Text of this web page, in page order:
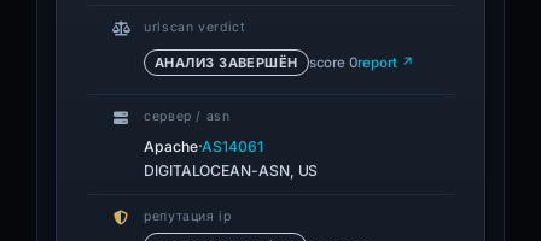
urlscan verdict
АНАЛИЗ ЗАВЕРШЁН score 0report ↗
сервер / asn
Apache·AS14061
DIGITALOCEAN-ASN, US
репутация ip